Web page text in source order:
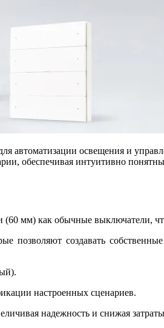
автоматизации освещения и
обеспечивая интуитивно
мм) как обычные выключатели,
позволяют создавать
настроенных сценариев.
надежность и снижая